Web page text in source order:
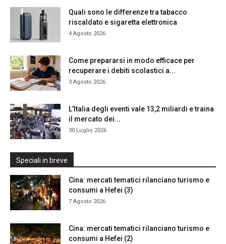
Quali sono le differenze tra tabacco
riscaldato e sigaretta elettronica
4 Agosto 2026
Come prepararsi in modo efficace per
recuperare i debiti scolastici a...
3 Agosto 2026
L’Italia degli eventi vale 13,2 miliardi e traina
il mercato dei...
30 Luglio 2026
Speciali in breve
Cina: mercati tematici rilanciano turismo e
consumi a Hefei (3)
7 Agosto 2026
Cina: mercati tematici rilanciano turismo e
consumi a Hefei (2)